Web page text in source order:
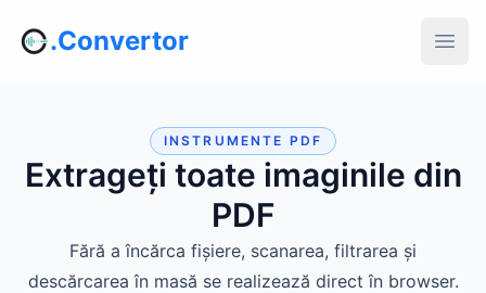
.Convertor
INSTRUMENTE PDF
Extrageți toate imaginile din
PDF
Fără a încărca fișiere, scanarea, filtrarea și
descărcarea în masă se realizează direct în browser.